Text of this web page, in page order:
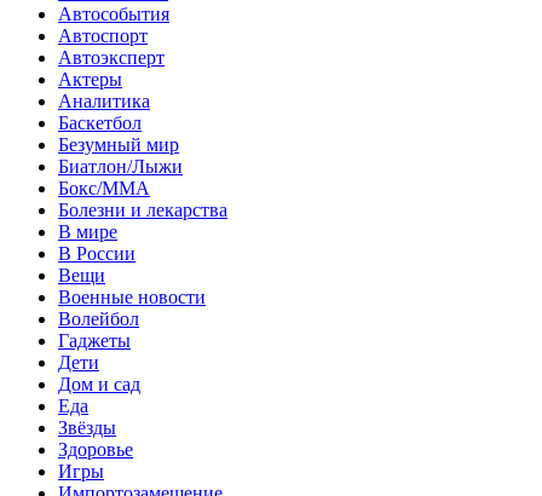
Автособытия
Автоспорт
Автоэксперт
Актеры
Аналитика
Баскетбол
Безумный мир
Биатлон/Лыжи
Бокс/MMA
Болезни и лекарства
В мире
В России
Вещи
Военные новости
Волейбол
Гаджеты
Дети
Дом и сад
Еда
Звёзды
Здоровье
Игры